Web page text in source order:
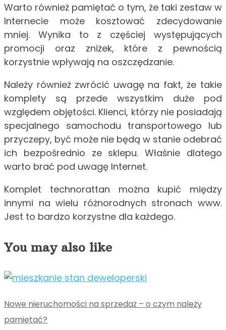
Warto również pamiętać o tym, że taki zestaw w
Internecie może kosztować zdecydowanie
mniej. Wynika to z częściej występujących
promocji oraz zniżek, które z pewnością
korzystnie wpływają na oszczędzanie.
Należy również zwrócić uwagę na fakt, że takie
komplety są przede wszystkim duże pod
względem objętości. Klienci, którzy nie posiadają
specjalnego samochodu transportowego lub
przyczepy, być może nie będą w stanie odebrać
ich bezpośrednio ze sklepu. Właśnie dlatego
warto brać pod uwagę Internet.
Komplet technorattan można kupić między
innymi na wielu różnorodnych stronach www.
Jest to bardzo korzystne dla każdego.
You may also like
Nowe nieruchomości na sprzedaż – o czym należy
pamiętać?